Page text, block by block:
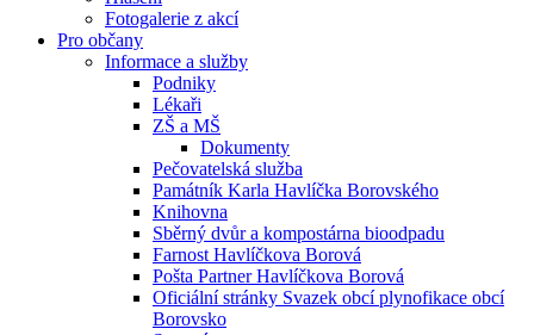
Fotogalerie z akcí
Pro občany
Informace a služby
Podniky
Lékaři
ZŠ a MŠ
Dokumenty
Pečovatelská služba
Památník Karla Havlíčka Borovského
Knihovna
Sběrný dvůr a kompostárna bioodpadu
Farnost Havlíčkova Borová
Pošta Partner Havlíčkova Borová
Oficiální stránky Svazek obcí plynofikace obcí
Borovsko